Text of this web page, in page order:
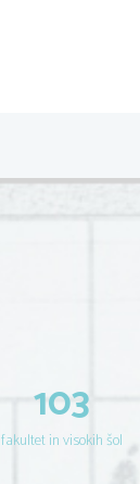
103
fakultet in visokih šol